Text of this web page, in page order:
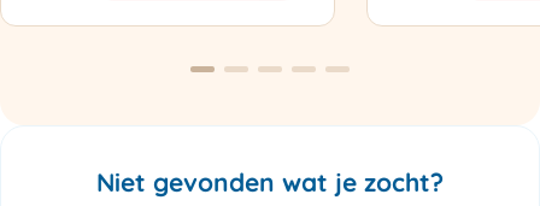
Refurbished
aantal
Niet gevonden wat je zocht?